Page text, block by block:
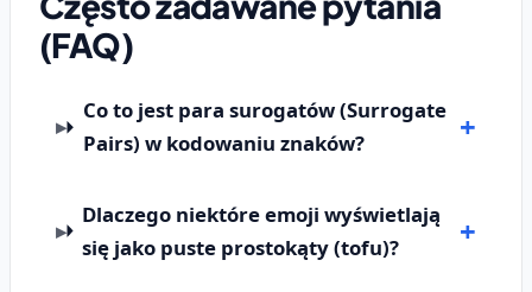
(FAQ)
Co to jest para surogatów (Surrogate
Pairs) w kodowaniu znaków?
Dlaczego niektóre emoji wyświetlają
się jako puste prostokąty (tofu)?